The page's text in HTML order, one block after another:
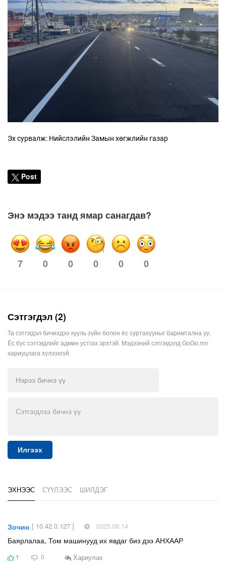
Эх сурвалж: Нийслэлийн Замын хөгжлийн газар
Post
Энэ мэдээ танд ямар санагдав?
7 0 0 0 0 0
Сэтгэгдэл (2)
Та сэтгэгдэл бичихдээ хууль зүйн болон ёс суртахууныг баримтална уу.
Ёс бус сэтгэгдлийг админ устгах эрхтэй. Мэдээний сэтгэгдэлд GoGo.mn
хариуцлага хүлээхгүй.
Илгээх
ЭХНЭЭС СҮҮЛЭЭС ШИЛДЭГ
Зочин [ 10.42.0.127 ] 2025.08.14
Баярлалаа, Том машинууд их явдаг биз дээ АНХААР
1 0 Хариулах